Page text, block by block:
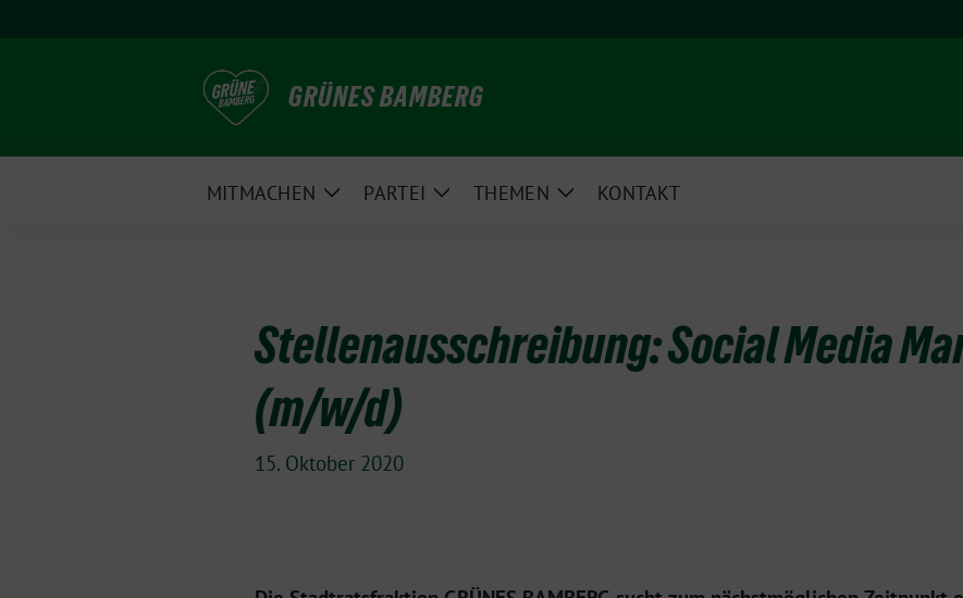
GRÜNES BAMBERG
MITMACHEN
ZeigePARTEI
ZeigeTHEMEN
ZeigeKONTAKT
Stellenausschreibung: Social Media
(m/w/d)
15. Oktober 2020